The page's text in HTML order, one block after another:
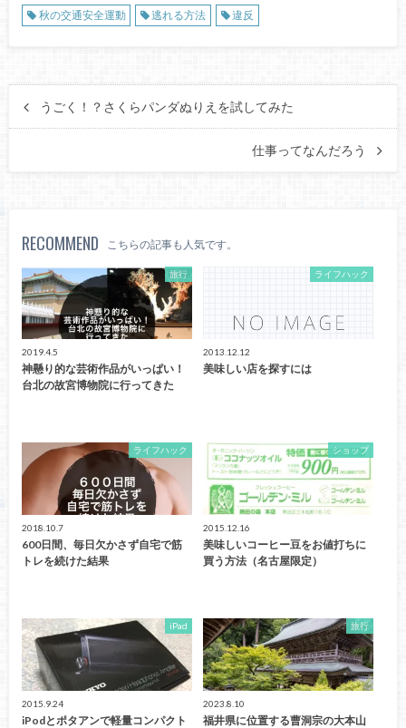
秋の交通安全運動 逃れる方法 違反
うごく！？さくらパンダぬりえを試してみた
仕事ってなんだろう
RECOMMEND こちらの記事も人気です。
旅行
2019.4.5
神懸り的な芸術作品がいっぱい！
台北の故宮博物院に行ってきた
ライフハック
2013.12.12
美味しい店を探すには
ライフハック
2018.10.7
600日間、毎日欠かさず自宅で筋
トレを続けた結果
ショップ
2015.12.16
美味しいコーヒー豆をお値打ちに
買う方法（名古屋限定）
iPad
2015.9.24
iPodとポタアンで軽量コンパクト
旅行
2023.8.10
福井県に位置する曹洞宗の大本山